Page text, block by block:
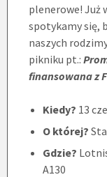
plenerowe! Już
spotykamy się,
naszych
pikniku pt.:
finansowana z
Kiedy? 13
O której?
Gdzie?
A130